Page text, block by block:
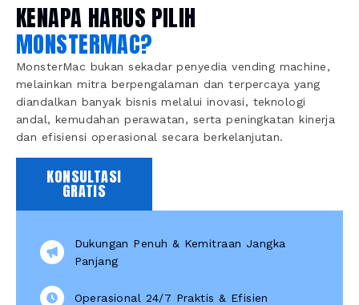
KENAPA HARUS PILIH
MONSTERMAC?
MonsterMac bukan sekadar penyedia vending machine,
melainkan mitra berpengalaman dan terpercaya yang
diandalkan banyak bisnis melalui inovasi, teknologi
andal, kemudahan perawatan, serta peningkatan kinerja
dan efisiensi operasional secara berkelanjutan.
KONSULTASI
GRATIS
Dukungan Penuh & Kemitraan Jangka
Panjang
Operasional 24/7 Praktis & Efisien